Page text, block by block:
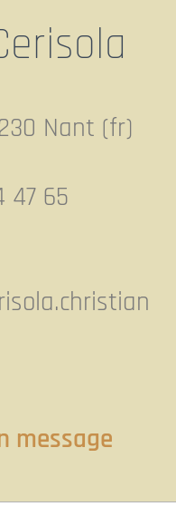
Nant (fr)
47 65
message